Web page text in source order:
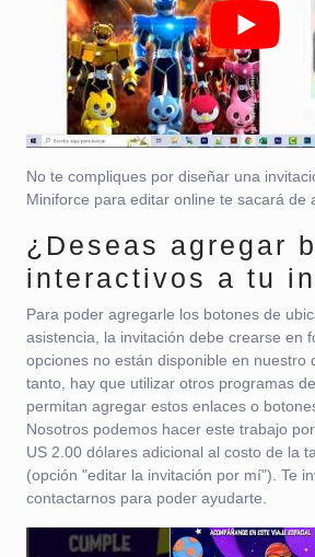
No te compliques por diseñar una
Miniforce para editar online te sacará de
¿Deseas agregar
interactivos a tu
Para poder agregarle los botones de
asistencia, la invitación debe crearse en
opciones no están disponible en nuestro
tanto, hay que utilizar otros programas
permitan agregar estos enlaces o
Nosotros podemos hacer este trabajo
US 2.00 dólares adicional al costo de la
(opción "editar la invitación por mí"). Te
contactarnos para poder ayudarte.